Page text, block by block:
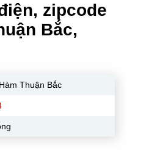
zipcode
Bắc,
Thuận Bắc